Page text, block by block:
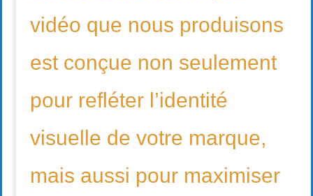
vidéo que nous produisons
est conçue non seulement
pour refléter l’identité
visuelle de votre marque,
mais aussi pour maximiser